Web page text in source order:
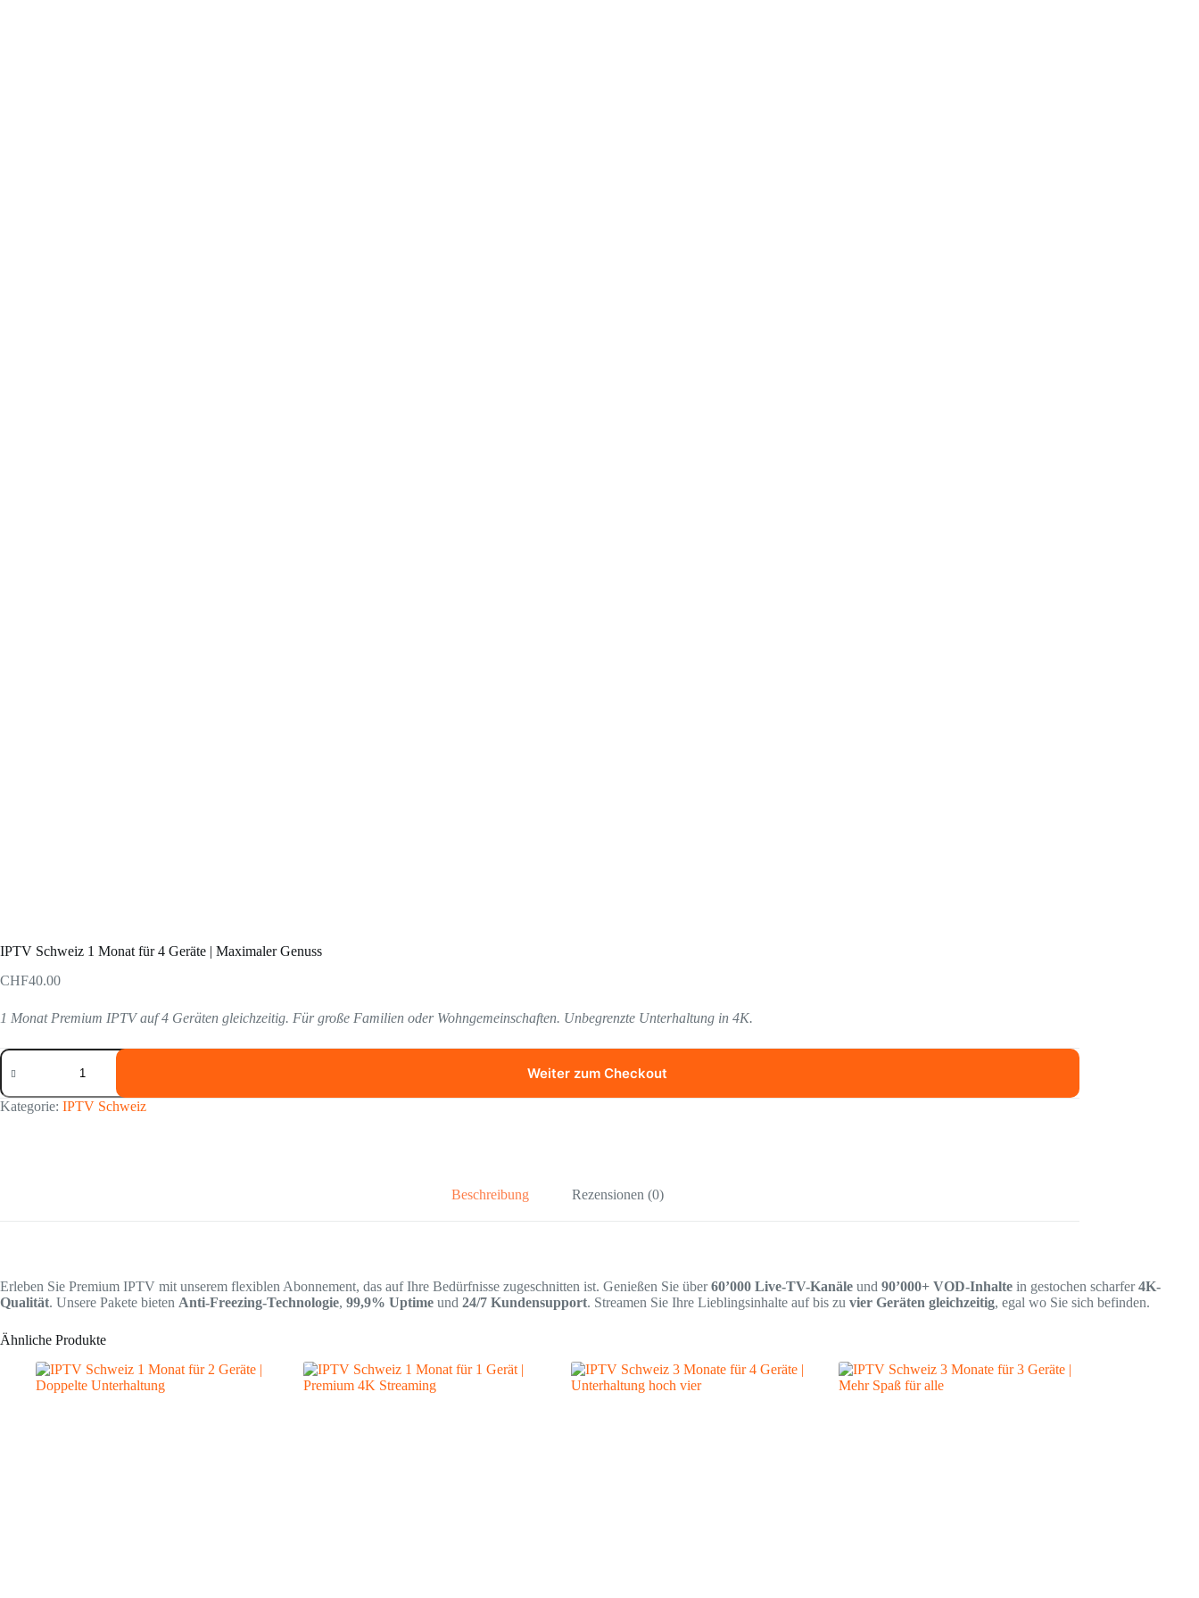
IPTV Schweiz 1 Monat für 4 Geräte | Maximaler Genuss
CHF40.00
1 Monat Premium IPTV auf 4 Geräten gleichzeitig. Für große Familien oder Wohngemeinschaften. Unbegrenzte Unterhaltung in 4K.
Weiter zum Checkout
Kategorie: IPTV Schweiz
Beschreibung Rezensionen (0)
Erleben Sie Premium IPTV mit unserem flexiblen Abonnement, das auf Ihre Bedürfnisse zugeschnitten ist. Genießen Sie über60’000 Live-TV-Kanäle und 90’000+ VOD-Inhalte in gestochen scharfer4K-
Qualität. Unsere Pakete bieten Anti-Freezing-Technologie, 99,9% Uptime und 24/7 Kundensupport. Streamen Sie Ihre Lieblingsinhalte auf bis zu vier Geräten gleichzeitig, egal wo Sie sich befinden.
Ähnliche Produkte